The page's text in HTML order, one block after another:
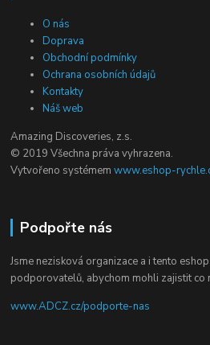
O nás
Doprava
Obchodní podmínky
Ochrana osobních údajů
Kontakty
Náš web
Amazing Discoveries, z.s.
© 2019 Všechna práva vyhrazena.
Vytvořeno systémemwww.eshop-
Podpořte nás
Jsme nezisková organizace a i tento
podporovatelů, abychom mohli zajistit co
www.ADCZ.cz/podporte-nas